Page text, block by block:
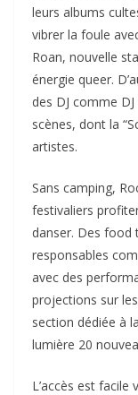
leurs albums
vibrer la foule
Roan, nouvelle
énergie queer.
des DJ comme
scènes, dont la
artistes.​
Sans camping,
festivaliers
danser. Des food
responsables
avec des
projections sur
section dédiée à
lumière 20
L’accès est facile